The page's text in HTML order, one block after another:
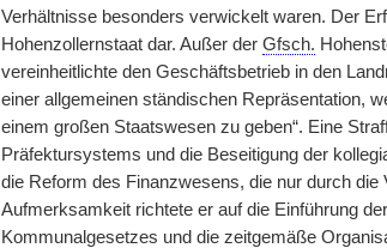
Verhältnisse besonders verwickelt waren. Der
Hohenzollernstaat dar. Außer der Gfsch.
vereinheitlichte den Geschäftsbetrieb in den
einer allgemeinen ständischen Repräsentation,
einem großen Staatswesen zu geben“. Eine
Präfektursystems und die Beseitigung der
die Reform des Finanzwesens, die nur durch
Aufmerksamkeit richtete er auf die Einführung
Kommunalgesetzes und die zeitgemäße